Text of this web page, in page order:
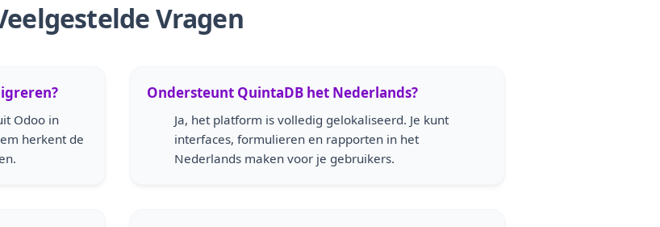
Vragen
Odoo in
herkent de
Ondersteunt QuintaDB het Nederlands?
Ja, het platform is volledig gelokaliseerd. Je kunt
interfaces, formulieren en rapporten in het
Nederlands maken voor je gebruikers.